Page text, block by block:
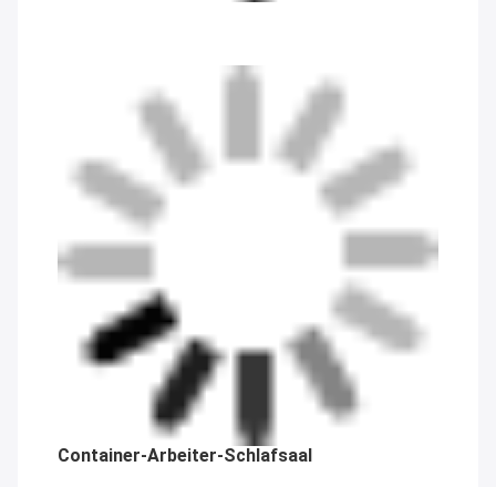
Container-Arbeiter-Schlafsaal